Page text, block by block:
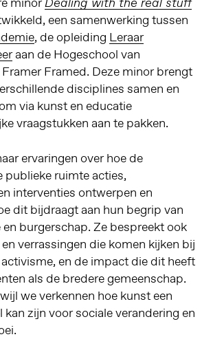
Dealing with the real stuff
een samenwerking tussen
, de opleiding Leraar
aan de Hogeschool van
Framed. Deze minor brengt
disciplines samen en
via kunst en educatie
vraagstukken aan te pakken.
ervaringen over hoe de
publieke ruimte acties,
interventies ontwerpen en
dit bijdraagt aan hun begrip van
burgerschap. Ze bespreekt ook
verrassingen die komen kijken bij
en de impact die dit heeft
als de bredere gemeenschap.
we verkennen hoe kunst een
zijn voor sociale verandering en